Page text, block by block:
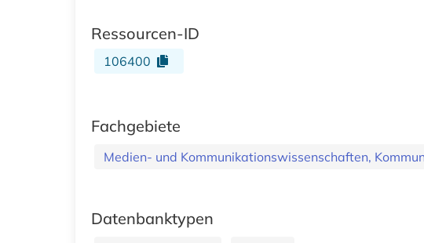
Ressourcen-ID
106400
Fachgebiete
Medien- und Kommunikationswissenschaften,
Datenbanktypen